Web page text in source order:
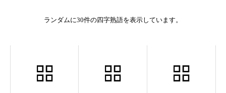
ランダムに30件の四字熟語を表示しています。